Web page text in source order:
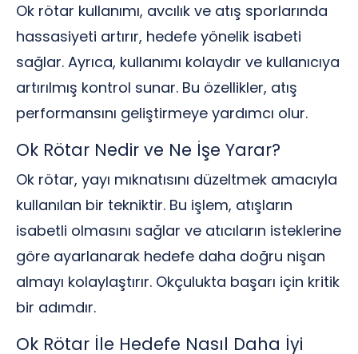
Ok rötar kullanımı, avcılık ve atış sporlarında
hassasiyeti artırır, hedefe yönelik isabeti
sağlar. Ayrıca, kullanımı kolaydır ve kullanıcıya
artırılmış kontrol sunar. Bu özellikler, atış
performansını geliştirmeye yardımcı olur.
Ok Rötar Nedir ve Ne İşe Yarar?
Ok rötar, yayı mıknatısını düzeltmek amacıyla
kullanılan bir tekniktir. Bu işlem, atışların
isabetli olmasını sağlar ve atıcıların isteklerine
göre ayarlanarak hedefe daha doğru nişan
almayı kolaylaştırır. Okçulukta başarı için kritik
bir adımdır.
Ok Rötar İle Hedefe Nasıl Daha İyi